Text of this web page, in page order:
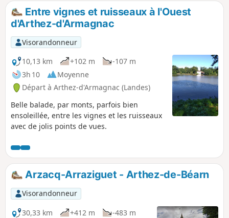
Entre vignes et ruisseaux à l'Ouest
d'Arthez-d'Armagnac
Visorandonneur
10,13 km
+102 m
-107 m
3h 10
Moyenne
Départ à Arthez-d'Armagnac (Landes)
Belle balade, par monts, parfois bien
ensoleillée, entre les vignes et les ruisseaux
avec de jolis points de vues.
Arzacq-Arraziguet - Arthez-de-Béarn
Visorandonneur
30,33 km
+412 m
-483 m